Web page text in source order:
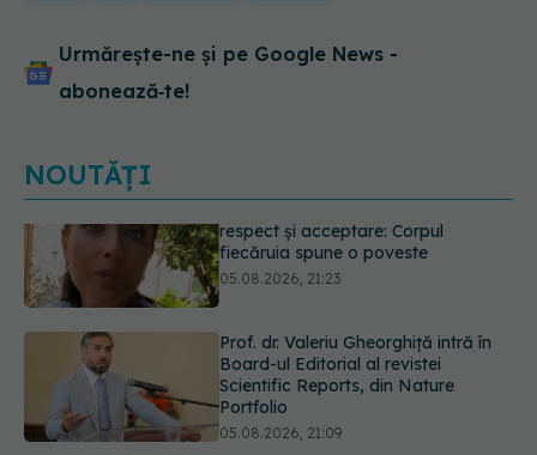
Urmărește-ne și pe Google News -
abonează‑te!
NOUTĂȚI
Prof. dr. Valeriu Gheorghiță intră în
Board-ul Editorial al revistei
05.08.2026, 21:09
Testul de 10 minute care poate
chiar dacă ai colesterolul normal